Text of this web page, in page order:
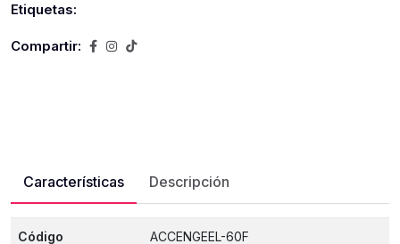
Etiquetas:
Compartir:
Características Descripción
Código ACCENGEEL-60F